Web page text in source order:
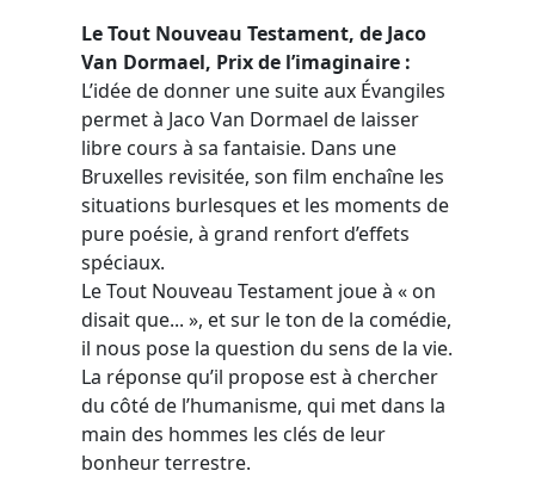
Le Tout Nouveau Testament, de Jaco
Van Dormael, Prix de l’imaginaire :
L’idée de donner une suite aux Évangiles
permet à Jaco Van Dormael de laisser
libre cours à sa fantaisie. Dans une
Bruxelles revisitée, son film enchaîne les
situations burlesques et les moments de
pure poésie, à grand renfort d’effets
spéciaux.
Le Tout Nouveau Testament joue à « on
disait que... », et sur le ton de la comédie,
il nous pose la question du sens de la vie.
La réponse qu’il propose est à chercher
du côté de l’humanisme, qui met dans la
main des hommes les clés de leur
bonheur terrestre.